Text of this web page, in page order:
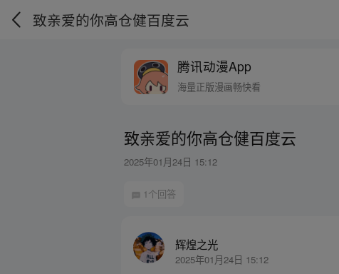
致亲爱的你高仓健百度云
腾讯动漫App
海量正版漫画畅快看
致亲爱的你高仓健百度云
2025年01月24日 15:12
1个回答
辉煌之光
2025年01月24日 15:12